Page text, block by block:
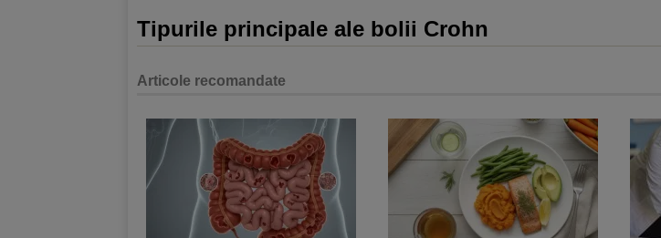
Tipurile principale ale bolii Crohn
Articole recomandate